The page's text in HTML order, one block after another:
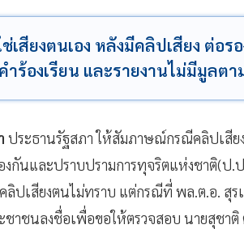
เสียงตนเอง หลังมีคลิปเสียง ต่อร
ร้องเรียน และรายงานไม่มีมูลตา
ประธานรัฐสภา ให้สัมภาษณ์กรณีคลิปเสีย
กันและปราบปรามการทุจริตแห่งชาติ(ป.
งคลิปเสียงตนไม่ทราบ แต่กรณีที่ พล.ต.อ. สุ
าชนลงชื่อเพื่อขอให้ตรวจสอบ นายสุชา